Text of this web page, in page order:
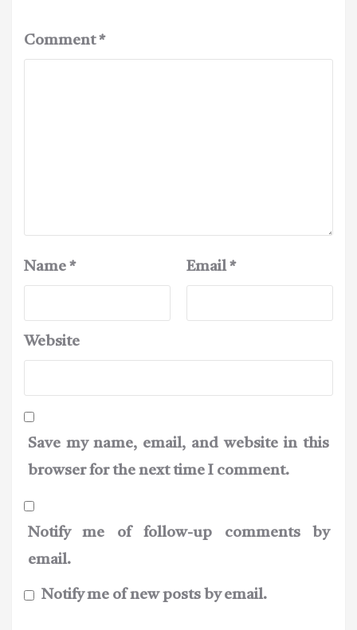
Comment*
Name * Email*
Website
Save my name, email, and website in this
browser for the next time I comment.
Notify me of follow-up comments by
email.
Notify me of new posts by email.